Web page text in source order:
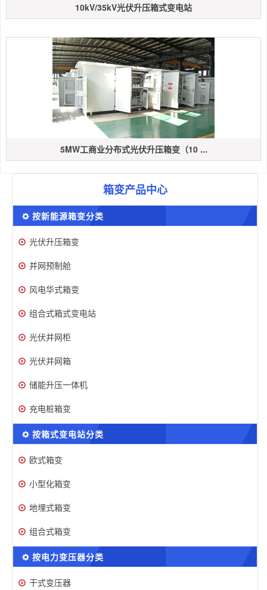
10kV/35kV光伏升压箱式变电站
5MW工商业分布式光伏升压箱变（10 ...
箱变产品中心
按新能源箱变分类
光伏升压箱变
并网预制舱
风电华式箱变
组合式箱式变电站
光伏并网柜
光伏并网箱
储能升压一体机
充电桩箱变
按箱式变电站分类
欧式箱变
小型化箱变
地埋式箱变
组合式箱变
按电力变压器分类
干式变压器